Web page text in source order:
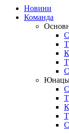
Новини
Команда